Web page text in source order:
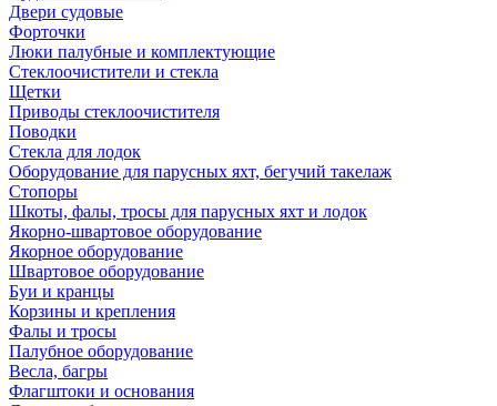
Двери судовые
Форточки
Люки палубные и комплектующие
Стеклоочистители и стекла
Щетки
Приводы стеклоочистителя
Поводки
Стекла для лодок
Оборудование для парусных яхт, бегучий такелаж
Стопоры
Шкоты, фалы, тросы для парусных яхт и лодок
Якорно-швартовое оборудование
Якорное оборудование
Швартовое оборудование
Буи и кранцы
Корзины и крепления
Фалы и тросы
Палубное оборудование
Весла, багры
Флагштоки и основания